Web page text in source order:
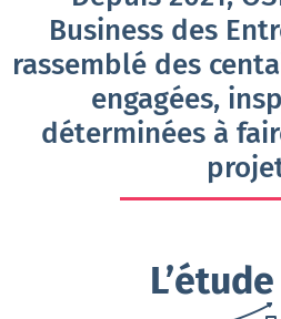
Business des
rassemblé des
engagées,
déterminées à